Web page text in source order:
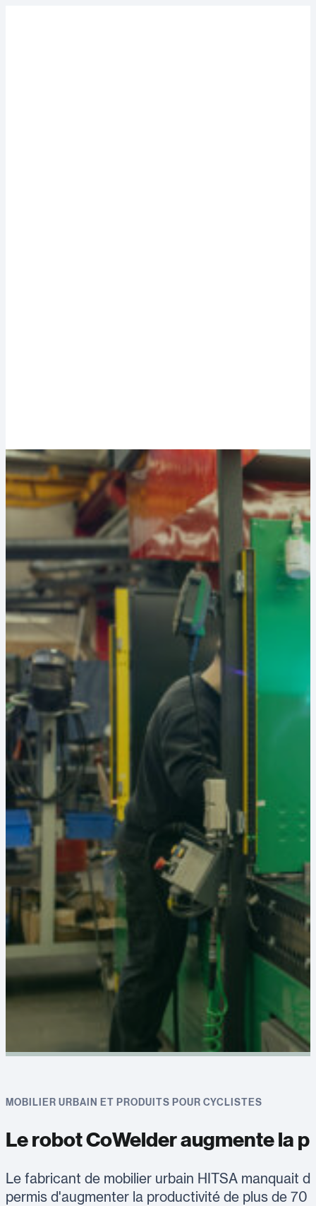
MOBILIER URBAIN ET PRODUITS POUR CYCLISTES
Le robot CoWelder augmente la
Le fabricant de mobilier urbain HITSA manquait
permis d'augmenter la productivité de plus de